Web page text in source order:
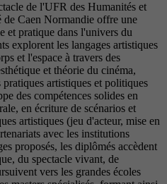
de l'UFR des Humanités et
de Caen Normandie offre une
et pratique dans l'univers du
explorent les langages artistiques
et l'espace à travers des
et théorie du cinéma,
artistiques et politiques
des compétences solides en
en écriture de scénarios et
artistiques (jeu d'acteur, mise en
avec les institutions
proposés, les diplômés accèdent
du spectacle vivant, de
vers les grandes écoles